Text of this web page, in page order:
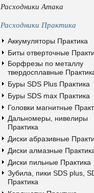
Расходники Атака
Расходники Практика
Аккумуляторы Практика
Биты отверточные
Борфрезы по металлу
твердосплавные
Буры SDS Plus Практика
Буры SDS max Практика
Головки магнитные
Дальномеры, нивелиры
Практика
Диски абразивные
Диски алмазные
Диски пильные Практика
Зубила, пики SDS plus,
Практика